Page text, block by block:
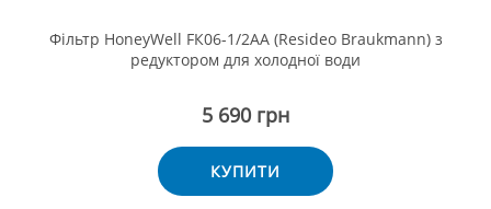
Фільтр HoneyWell FК06-1/2AA (Resideo Braukmann) з
редуктором для холодної води
5 690 грн
КУПИТИ